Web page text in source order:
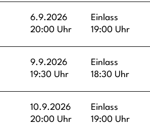
6.9.2026
20:00 Uhr
Einlass
19:00 Uhr
9.9.2026
19:30 Uhr
Einlass
18:30 Uhr
10.9.2026
20:00 Uhr
Einlass
19:00 Uhr